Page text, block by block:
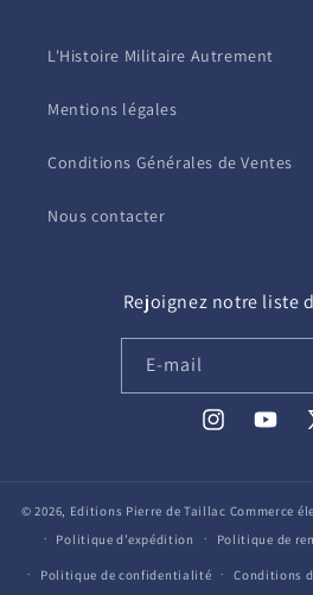
L'Histoire Militaire Autrement
Mentions légales
Conditions Générales de Ventes
Nous contacter
Rejoignez notre liste
E-mail
InstagramYouTube
X
© 2026, Editions Pierre de Taillac Commerce
Politique d’expédition
Politique de
Politique de confidentialité Conditions